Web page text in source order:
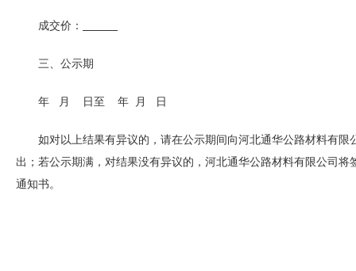
成交价：
三、公示期
年 月 日至 年 月 日
如对以上结果有异议的，请在公示期间向河北通华公路材料有限
出；若公示期满，对结果没有异议的，河北通华公路材料有限公司将
通知书。